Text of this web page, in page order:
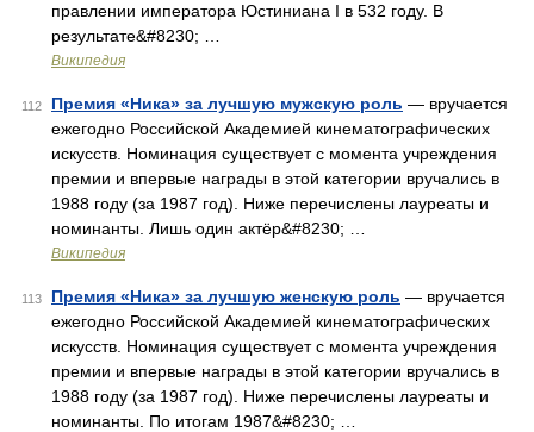
правлении императора Юстиниана I в 532 году. В
результате&#8230; …
Википедия
112 Премия «Ника» за лучшую мужскую роль — вручается
ежегодно Российской Академией кинематографических
искусств. Номинация существует с момента учреждения
премии и впервые награды в этой категории вручались в
1988 году (за 1987 год). Ниже перечислены лауреаты и
номинанты. Лишь один актёр&#8230; …
Википедия
113 Премия «Ника» за лучшую женскую роль — вручается
ежегодно Российской Академией кинематографических
искусств. Номинация существует с момента учреждения
премии и впервые награды в этой категории вручались в
1988 году (за 1987 год). Ниже перечислены лауреаты и
номинанты. По итогам 1987&#8230; …